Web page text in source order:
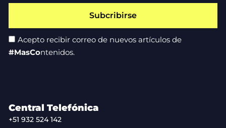
Acepto recibir correo de nuevos artículos de
#MasContenidos.
Subcribirse
Central Telefónica
+51 932 524 142